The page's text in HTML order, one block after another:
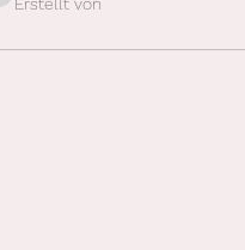
sanus-vivere